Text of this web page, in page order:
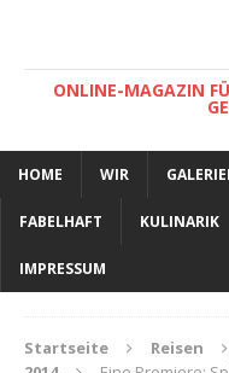
ONLINE-MAGAZIN
HOME WIR
FABELHAFT KULINARIK
IMPRESSUM
Startseite Reisen